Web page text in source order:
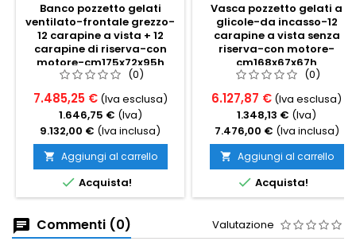
Banco pozzetto gelati
ventilato-frontale grezzo-
12 carapine a vista + 12
carapine di riserva-con
motore-cm175x72x95h
(0)
7.485,25 € (Iva esclusa)
1.646,75 € (Iva)
9.132,00 € (Iva inclusa)
 Aggiungi al carrello
 Acquista!
Vasca pozzetto gelati a
glicole-da incasso-12
carapine a vista senza
riserva-con motore-
cm168x67x67h
(0)
6.127,87 € (Iva esclusa)
1.348,13 € (Iva)
7.476,00 € (Iva inclusa)
 Aggiungi al carrello
 Acquista!
Commenti (0) Valutazione